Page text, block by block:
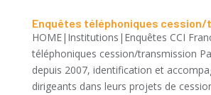
Enquêtes téléphoniques
HOME|Institutions|Enquêtes CCI
téléphoniques cession/transmission
depuis 2007, identification et
dirigeants dans leurs projets de